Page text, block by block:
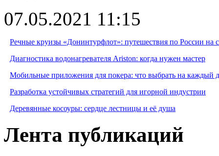
07.05.2021 11:15
Речные круизы «Донинтурфлот»: путешествия по России на
Диагностика водонагревателя Ariston: когда нужен мастер
Мобильные приложения для покера: что выбрать на каждый
Разработка устойчивых стратегий для игорной индустрии
Деревянные косоуры: сердце лестницы и её душа
Лента публикаций